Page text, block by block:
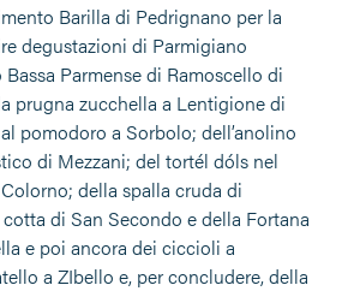
Barilla di Pedrignano per la
degustazioni di Parmigiano
Parmense di Ramoscello di
prugna zucchella a Lentigione di
pomodoro a Sorbolo; dell’anolino
di Mezzani; del tortél dóls nel
della spalla cruda di
di San Secondo e della Fortana
e poi ancora dei ciccioli a
a ZIbello e, per concludere, della